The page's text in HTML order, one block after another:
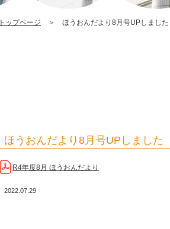
トップページ ＞ ほうおんだより8月号UPしました
ほうおんだより8月号UPしました
R4年度8月 ほうおんだより
2022.07.29